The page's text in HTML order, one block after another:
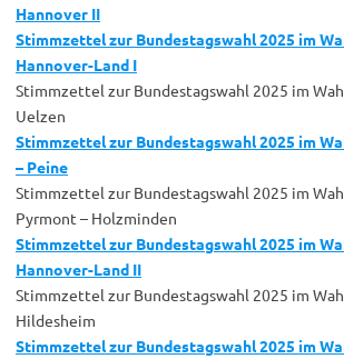
Hannover II
Stimmzettel zur Bundestagswahl 2025 im
Hannover-Land I
Stimmzettel zur Bundestagswahl 2025 im
Uelzen
Stimmzettel zur Bundestagswahl 2025 im
– Peine
Stimmzettel zur Bundestagswahl 2025 im
Pyrmont – Holzminden
Stimmzettel zur Bundestagswahl 2025 im
Hannover-Land II
Stimmzettel zur Bundestagswahl 2025 im
Hildesheim
Stimmzettel zur Bundestagswahl 2025 im